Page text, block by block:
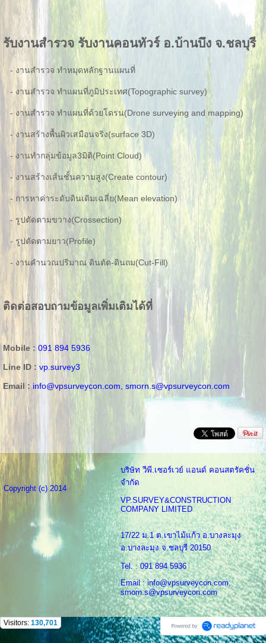
รับงานสำรวจ รับงานคอนทัวร์ อ.บ้านบึง จ.ชลบุรี
- งานสำรวจ ทำหมุดหลักฐานแผนที่
- งานสำรวจ ทำแผนที่ภูมิประเทศ(Topographic survey)
- งานสำรวจ ทำแผนที่ด้วยโดรน(Drone surveying and mapping)
- งานสร้างพื้นผิวเสมือนจริง(surface 3D)
- งานทำกลุ่มข้อมูล3มิติ(Point Cloud)
- งานสร้างเส้นชั้นความสูง(Create contour)
- การหาค่าระดับดินเดิมเฉลี่ย(Mean elevation)
- รูปตัดตามขวาง(Crossection)
- รูปตัดตามยาว(Profile)
- งานคำนวณปริมาณ ดินตัด-ดินถม(Cut-Fill)
ติดต่อสอบถามข้อมูลเพิ่มเติมได้ที่
Mobile : 091 894 5936
Line ID : vp.survey3
Email : info@vpsurveycon.com, smorn.s@vpsurveycon.com
Copyright (c) 2014
บริษัท วีพี.เซอร์เวย์ แอนด์ คอนสตรัคชั่น
จำกัด
VP.SURVEY&CONSTRUCTION
COMPANY LIMITED
17/22 ม.1 ต.เขาไม้แก้ว อ.บางละมุง
อ.บางละมุง จ.ชลบุรี 20150
Tel. : 091 894 5936
Email : info@vpsurveycon.com,
smorn.s@vpsurveycon.com
Visitors: 130,701